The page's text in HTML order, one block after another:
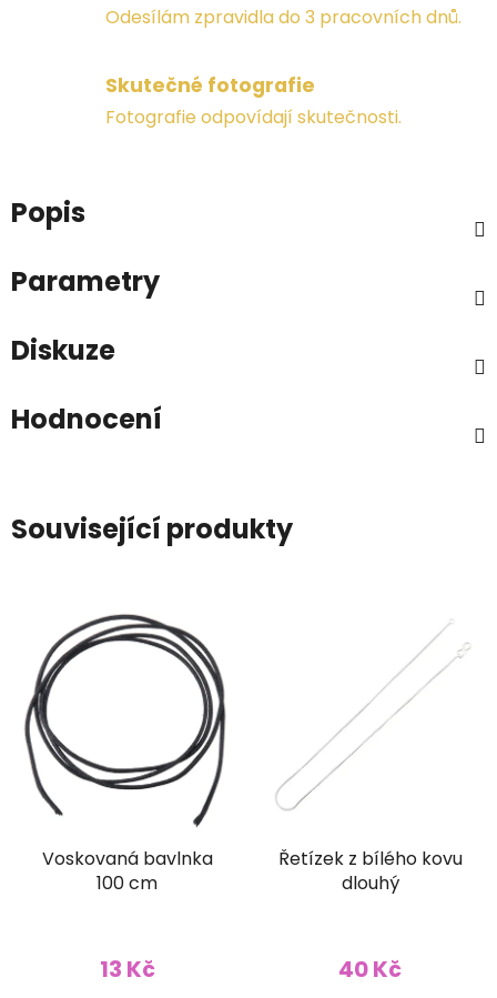
Odesílám zpravidla do 3 pracovních dnů.
Skutečné fotografie
Fotografie odpovídají skutečnosti.
Popis
Parametry
Diskuze
Hodnocení
Související produkty
Voskovaná bavlnka
100 cm
13 Kč
Řetízek z bílého kovu
dlouhý
40 Kč